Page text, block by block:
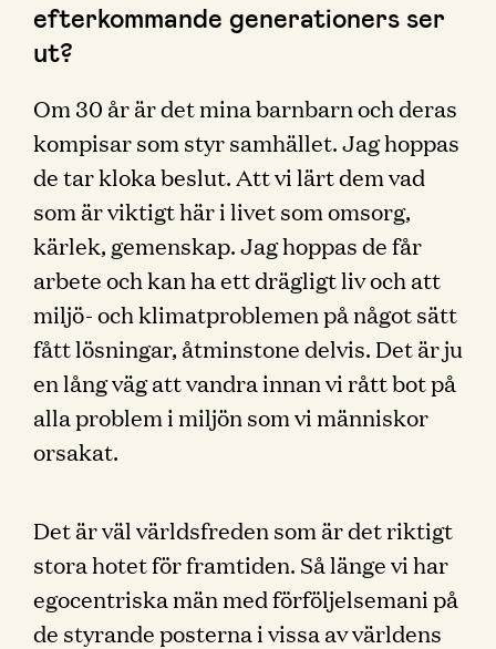
efterkommande generationers ser
ut?
Om 30 år är det mina barnbarn och deras
kompisar som styr samhället. Jag hoppas
de tar kloka beslut. Att vi lärt dem vad
som är viktigt här i livet som omsorg,
kärlek, gemenskap. Jag hoppas de får
arbete och kan ha ett drägligt liv och att
miljö- och klimatproblemen på något sätt
fått lösningar, åtminstone delvis. Det är ju
en lång väg att vandra innan vi rått bot på
alla problem i miljön som vi människor
orsakat.
Det är väl världsfreden som är det riktigt
stora hotet för framtiden. Så länge vi har
egocentriska män med förföljelsemani på
de styrande posterna i vissa av världens